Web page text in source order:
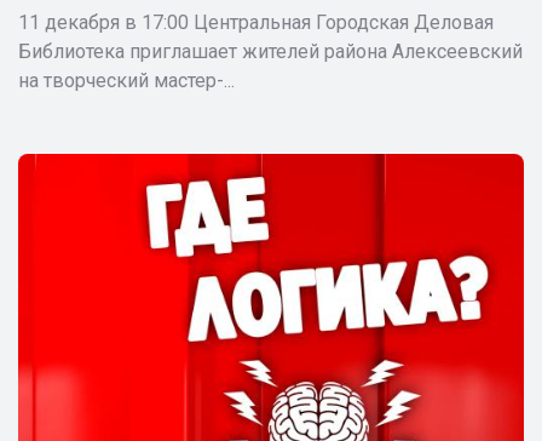
11 декабря в 17:00 Центральная Городская Деловая
Библиотека приглашает жителей района Алексеевский
на творческий мастер-...